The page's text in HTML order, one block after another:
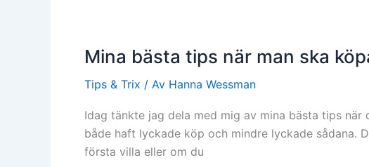
Mina bästa tips när man ska
Tips & Trix / Av Hanna Wessman
Idag tänkte jag dela med mig av mina bästa tips
både haft lyckade köp och mindre lyckade sådana.
första villa eller om du
tips
man
ska
köpa
fastighet